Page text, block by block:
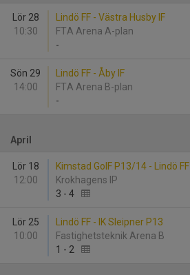
Lör 28
10:30
Lindö FF - Västra Husby IF
FTA Arena A-plan
-
Sön 29
14:00
Lindö FF - Åby IF
FTA Arena B-plan
-
April
Lör 18
12:00
Kimstad GoIF P13/14 - Lindö FF
Krokhagens IP
3 - 4
Lör 25
10:00
Lindö FF - IK Sleipner P13
Fastighetsteknik Arena B
1 - 2